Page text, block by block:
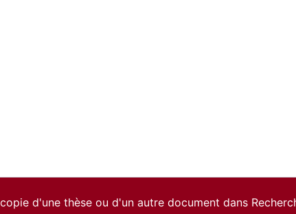
d'une thèse ou d'un autre document dans